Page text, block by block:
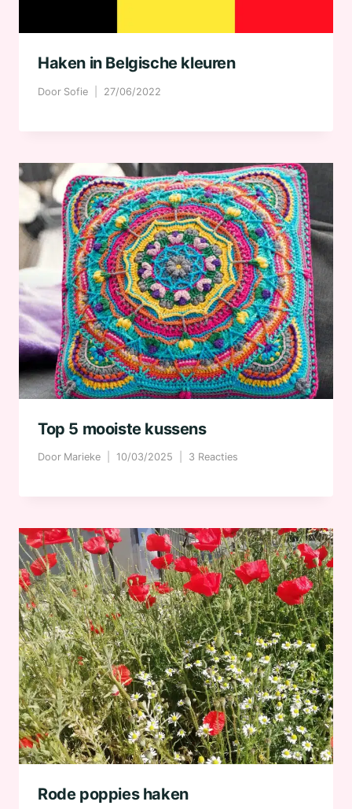
Haken in Belgische kleuren
Door Sofie 27/06/2022
Top 5 mooiste kussens
Door Marieke 10/03/2025 3 Reacties
Rode poppies haken